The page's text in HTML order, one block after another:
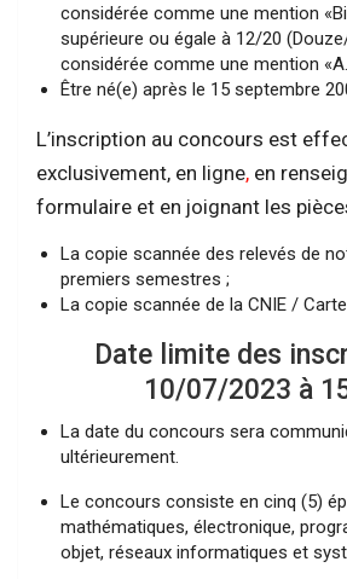
considérée comme une mention
supérieure ou égale à 12/20
considérée comme une mention
Être né(e) après le 15 septembre
L’inscription au concours est
exclusivement, en ligne, en
formulaire et en joignant les
La copie scannée des relevés de
premiers semestres ;
La copie scannée de la CNIE /
Date limite des
10/07/2023 à
La date du concours sera
ultérieurement.
Le concours consiste en cinq (5)
mathématiques, électronique,
objet, réseaux informatiques et